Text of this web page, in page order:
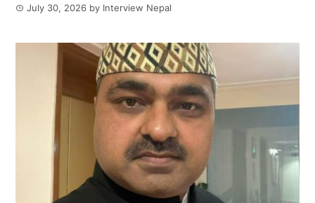
July 30, 2026 by Interview Nepal